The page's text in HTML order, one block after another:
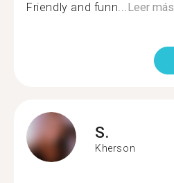
Friendly and funn...Leer más
S.
Kherson